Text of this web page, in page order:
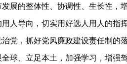
展的整体性、协调性、生长性，
人导向，切实用好选人用人的指
党，抓好党风廉政建设责任制的
球、立足本土，加强学习，增强